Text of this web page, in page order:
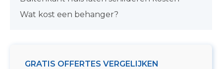
Wat kost een behanger?
GRATIS OFFERTES VERGELIJKEN